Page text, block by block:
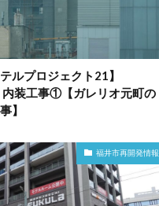
ルプロジェクト21】
内装工事①【ガレリオ元町の
】
福井市再開発情報